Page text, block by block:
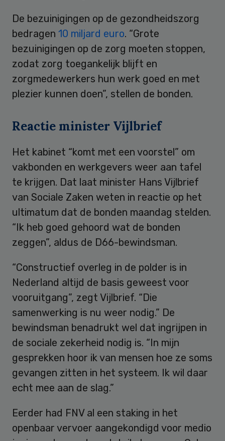
De bezuinigingen op de gezondheidszorg
bedragen 10 miljard euro. “Grote
bezuinigingen op de zorg moeten stoppen,
zodat zorg toegankelijk blijft en
zorgmedewerkers hun werk goed en met
plezier kunnen doen”, stellen de bonden.
Reactie minister Vijlbrief
Het kabinet “komt met een voorstel” om
vakbonden en werkgevers weer aan tafel
te krijgen. Dat laat minister Hans Vijlbrief
van Sociale Zaken weten in reactie op het
ultimatum dat de bonden maandag stelden.
“Ik heb goed gehoord wat de bonden
zeggen”, aldus de D66-bewindsman.
“Constructief overleg in de polder is in
Nederland altijd de basis geweest voor
vooruitgang”, zegt Vijlbrief. “Die
samenwerking is nu weer nodig.” De
bewindsman benadrukt wel dat ingrijpen in
de sociale zekerheid nodig is. “In mijn
gesprekken hoor ik van mensen hoe ze soms
gevangen zitten in het systeem. Ik wil daar
echt mee aan de slag.”
Eerder had FNV al een staking in het
openbaar vervoer aangekondigd voor medio